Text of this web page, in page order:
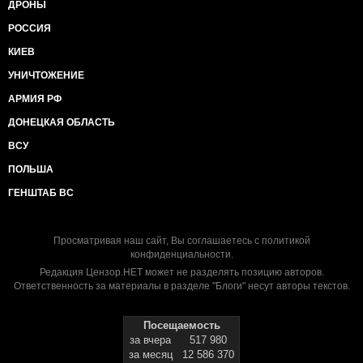
ДРОНЫ
РОССИЯ
КИЕВ
УНИЧТОЖЕНИЕ
АРМИЯ РФ
ДОНЕЦКАЯ ОБЛАСТЬ
ВСУ
ПОЛЬША
ГЕНШТАБ ВС
Просматривая наш сайт, Вы соглашаетесь с политикой
конфиденциальности.
Редакция Цензор.НЕТ может не разделять позицию авторов.
Ответственность за материалы в разделе "Блоги" несут авторы текстов.
Посещаемость
за вчера
517 980
за месяц
12 586 370